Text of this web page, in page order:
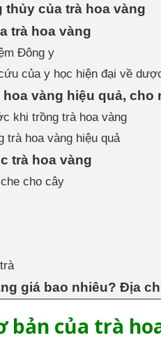
thủy của trà hoa vàng
trà hoa vàng
Đông y
của y học hiện đại về
vàng hiệu quả, cho
khi trồng trà hoa vàng
trà hoa vàng hiệu quả
trà hoa vàng
cho cây
giá bao nhiêu? Địa
bản của trà